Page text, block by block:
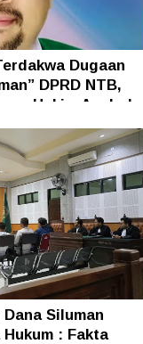
Dugaan
DPRD NTB,
Hakim Aneh dan
Siluman
: Fakta